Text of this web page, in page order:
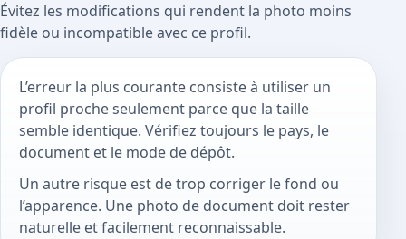
Évitez les modifications qui rendent la photo moins
fidèle ou incompatible avec ce profil.
L’erreur la plus courante consiste à utiliser un
profil proche seulement parce que la taille
semble identique. Vérifiez toujours le pays, le
document et le mode de dépôt.
Un autre risque est de trop corriger le fond ou
l’apparence. Une photo de document doit rester
naturelle et facilement reconnaissable.